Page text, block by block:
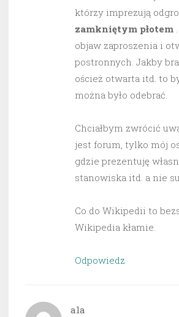
którzy imprezują
zamkniętym płotem
objaw zaproszenia i
postronnych. Jakby
oścież otwarta itd. to
można było odebrać.
Chciałbym zwrócić
jest forum, tylko mój
gdzie prezentuję
stanowiska itd. a nie
Co do Wikipedii to
Wikipedia kłamie.
Odpowiedz
ala